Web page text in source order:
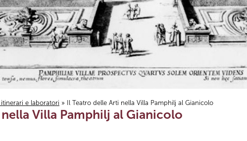
itinerari e laboratori » Il Teatro delle Arti nella Villa Pamphilj al Gianicolo
Villa Pamphilj al Gianicolo